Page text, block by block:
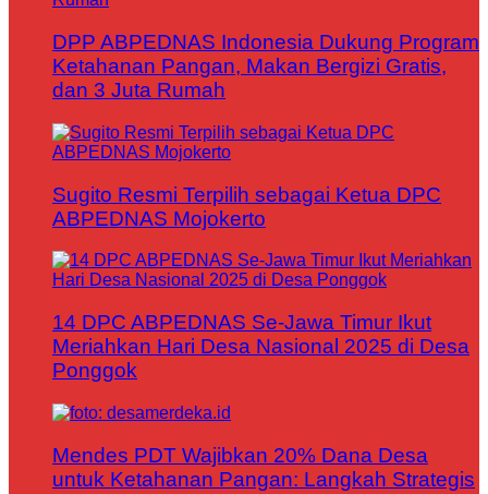
DPP ABPEDNAS Indonesia Dukung Program
Ketahanan Pangan, Makan Bergizi Gratis,
dan 3 Juta Rumah
Sugito Resmi Terpilih sebagai Ketua DPC
ABPEDNAS Mojokerto
14 DPC ABPEDNAS Se-Jawa Timur Ikut
Meriahkan Hari Desa Nasional 2025 di Desa
Ponggok
Mendes PDT Wajibkan 20% Dana Desa
untuk Ketahanan Pangan: Langkah Strategis